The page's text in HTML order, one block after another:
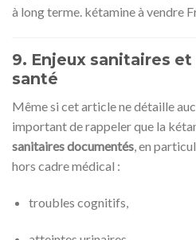
à long terme. kétamine à vendre
9. Enjeux sanitaires et
santé
Même si cet article ne détaille
important de rappeler que la
sanitaires documentés, en
hors cadre médical :
troubles cognitifs,